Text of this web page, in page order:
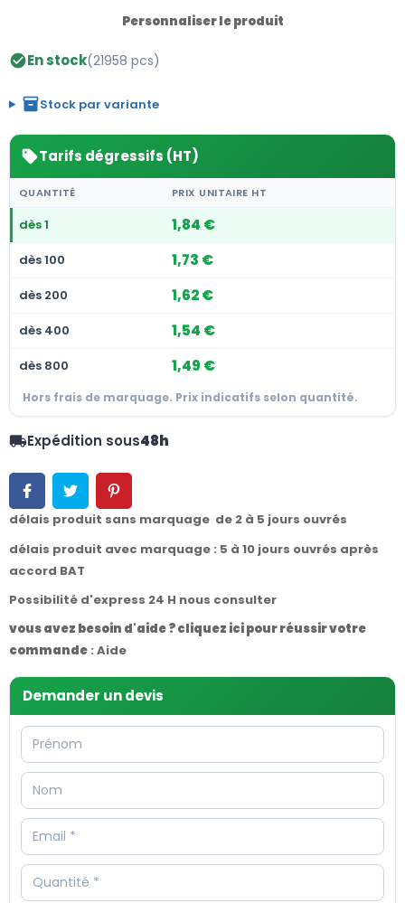
Personnaliser le produit
check_circleEn stock(21958 pcs)
inventory_2Stock par variante
sellTarifs dégressifs (HT)
QUANTITÉ PRIX UNITAIRE HT
dès 1 1,84 €
dès 100 1,73 €
dès 200 1,62 €
dès 400 1,54 €
dès 800 1,49 €
Hors frais de marquage. Prix indicatifs selon quantité.
local_shippingExpédition sous48h
délais produit sans marquage de 2 à 5 jours ouvrés
délais produit avec marquage : 5 à 10 jours ouvrés après
accord BAT
Possibilité d'express 24 H nous consulter
vous avez besoin d'aide ? cliquez ici pour réussir votre
commande : Aide
Demander un devis